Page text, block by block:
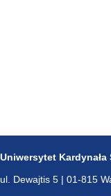
Uniwersytet
ul. Dewajtis 5 | 01-815